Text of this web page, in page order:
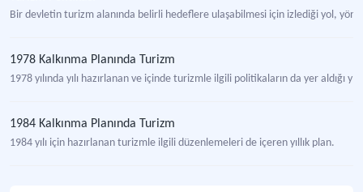
Bir devletin turizm alanında belirli hedeflere ulaşabilmesi için izlediği yol,
1978 Kalkınma Planında Turizm
1978 yılında yılı hazırlanan ve içinde turizmle ilgili politikaların da yer aldığı
1984 Kalkınma Planında Turizm
1984 yılı için hazırlanan turizmle ilgili düzenlemeleri de içeren yıllık plan.